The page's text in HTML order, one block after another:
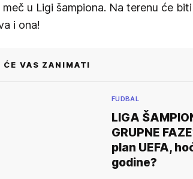
meč u Ligi šampiona. Na terenu će
i ona!
ĆE VAS ZANIMATI
FUDBAL
LIGA
GRUPNE
plan UEFA,
godine?